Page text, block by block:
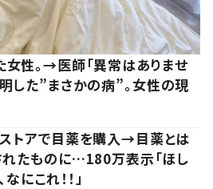
性。→医師「異常はありませ
した”まさかの病”。女性の現
ストアで目薬を購入→目薬とは
たものに…180万表示「ほし
なにこれ！！」